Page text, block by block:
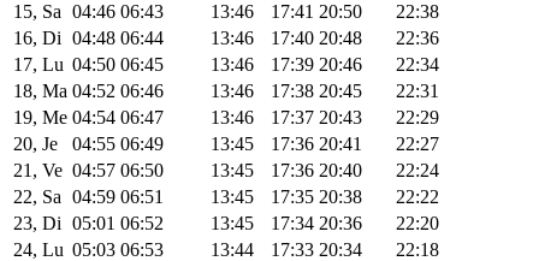
15, Sa 04:46 06:43 13:46 17:41 20:50
22:38
16, Di 04:48 06:44 13:46 17:40 20:48
22:36
17, Lu 04:50 06:45 13:46 17:39 20:46
22:34
18, Ma 04:52 06:46 13:46 17:38 20:45
22:31
19, Me 04:54 06:47 13:46 17:37 20:43
22:29
20, Je
04:55 06:49 13:45 17:36 20:41
22:27
21, Ve 04:57 06:50 13:45 17:36 20:40
22:24
22, Sa 04:59 06:51 13:45 17:35 20:38
22:22
23, Di 05:01 06:52 13:45 17:34 20:36
22:20
24, Lu 05:03 06:53 13:44 17:33 20:34
22:18